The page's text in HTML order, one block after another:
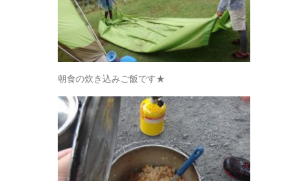
朝食の炊き込みご飯です★